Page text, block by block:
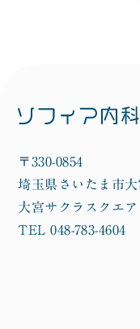
〒330-0854
埼玉県さいたま市
大宮サクラスクエ
TEL 048-783-4604